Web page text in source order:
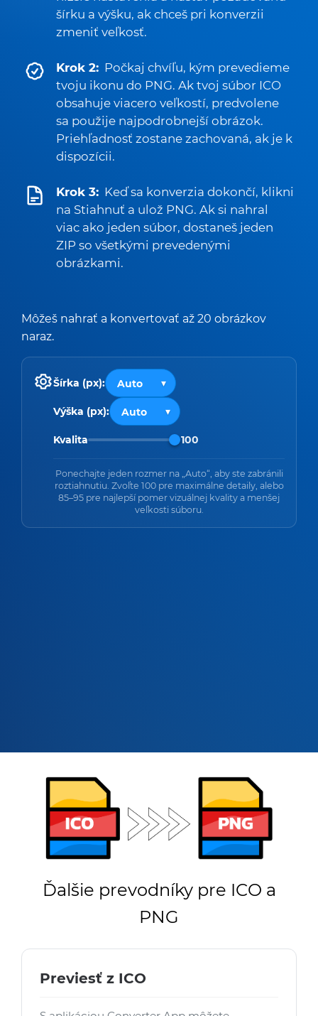
šírku a výšku, ak chceš pri konverzii
zmeniť veľkosť.
Krok 2: Počkaj chvíľu, kým prevedieme
tvoju ikonu do PNG. Ak tvoj súbor ICO
obsahuje viacero veľkostí, predvolene
sa použije najpodrobnejší obrázok.
Priehľadnosť zostane zachovaná, ak je k
dispozícii.
Krok 3: Keď sa konverzia dokončí, klikni
na Stiahnuť a ulož PNG. Ak si nahral
viac ako jeden súbor, dostaneš jeden
ZIP so všetkými prevedenými
obrázkami.
Môžeš nahrať a konvertovať až 20 obrázkov
naraz.
Šírka (px):
Výška (px):
Kvalita 100
Ponechajte jeden rozmer na „Auto“, aby ste zabránili
roztiahnutiu. Zvoľte 100 pre maximálne detaily, alebo
85–95 pre najlepší pomer vizuálnej kvality a menšej
veľkosti súboru.
Ďalšie prevodníky pre ICO a
PNG
Previesť z ICO